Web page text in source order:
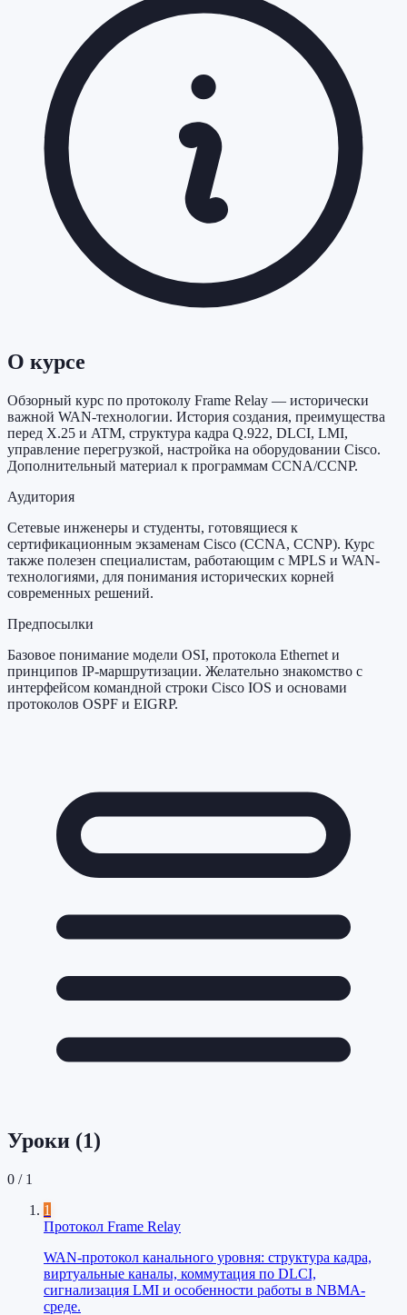
О курсе
Обзорный курс по протоколу Frame Relay — исторически
важной WAN-технологии. История создания, преимущества
перед X.25 и ATM, структура кадра Q.922, DLCI, LMI,
управление перегрузкой, настройка на оборудовании Cisco.
Дополнительный материал к программам CCNA/CCNP.
Аудитория
Сетевые инженеры и студенты, готовящиеся к
сертификационным экзаменам Cisco (CCNA, CCNP). Курс
также полезен специалистам, работающим с MPLS и WAN-
технологиями, для понимания исторических корней
современных решений.
Предпосылки
Базовое понимание модели OSI, протокола Ethernet и
принципов IP-маршрутизации. Желательно знакомство с
интерфейсом командной строки Cisco IOS и основами
протоколов OSPF и EIGRP.
Уроки (1)
0 / 1
1
Протокол Frame Relay
WAN-протокол канального уровня: структура кадра,
виртуальные каналы, коммутация по DLCI,
сигнализация LMI и особенности работы в NBMA-
среде.